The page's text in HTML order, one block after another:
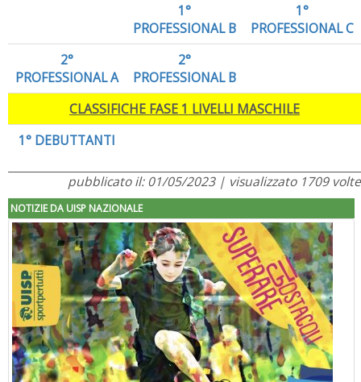
1°
PROFESSIONAL B
1°
PROFESSIONAL C
2°
PROFESSIONAL A
2°
PROFESSIONAL B
CLASSIFICHE FASE 1 LIVELLI MASCHILE
1° DEBUTTANTI
pubblicato il: 01/05/2023 | visualizzato 1709 volte
NOTIZIE DA UISP NAZIONALE